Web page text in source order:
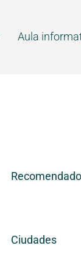
Aula
Ciudades